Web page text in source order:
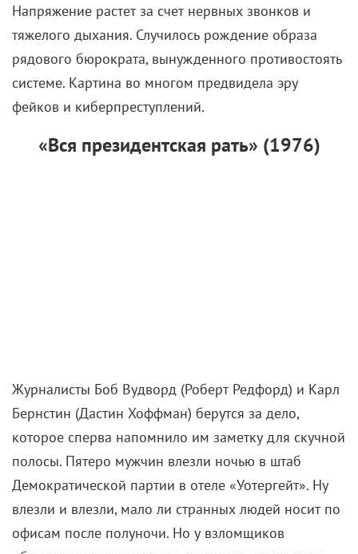
Напряжение растет за счет нервных звонков и
тяжелого дыхания. Случилось рождение образа
рядового бюрократа, вынужденного противостоять
системе. Картина во многом предвидела эру
фейков и киберпреступлений.
«Вся президентская рать» (1976)
Журналисты Боб Вудворд (Роберт Редфорд) и Карл
Бернстин (Дастин Хоффман) берутся за дело,
которое сперва напомнило им заметку для скучной
полосы. Пятеро мужчин влезли ночью в штаб
Демократической партии в отеле «Уотергейт». Ну
влезли и влезли, мало ли странных людей носит по
офисам после полуночи. Но у взломщиков